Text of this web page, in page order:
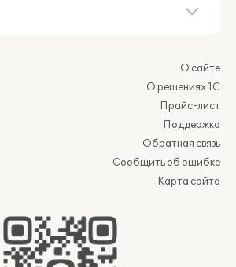
О сайте
О решениях 1С
Прайс-лист
Поддержка
Обратная связь
Сообщить об ошибке
Карта сайта